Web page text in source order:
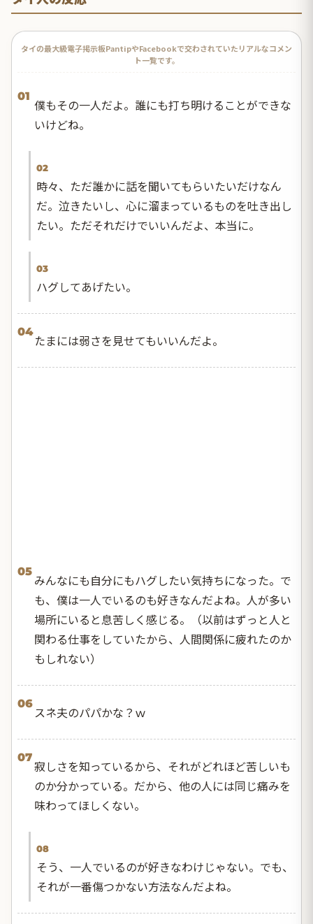
タイの最大級電子掲示板PantipやFacebookで交わされていたリアルなコメン
ト一覧です。
01
僕もその一人だよ。誰にも打ち明けることができな
いけどね。
02
時々、ただ誰かに話を聞いてもらいたいだけなん
だ。泣きたいし、心に溜まっているものを吐き出し
たい。ただそれだけでいいんだよ、本当に。
03
ハグしてあげたい。
04
たまには弱さを見せてもいいんだよ。
05
みんなにも自分にもハグしたい気持ちになった。で
も、僕は一人でいるのも好きなんだよね。人が多い
場所にいると息苦しく感じる。（以前はずっと人と
関わる仕事をしていたから、人間関係に疲れたのか
もしれない）
06
スネ夫のパパかな？ｗ
07
寂しさを知っているから、それがどれほど苦しいも
のか分かっている。だから、他の人には同じ痛みを
味わってほしくない。
08
そう、一人でいるのが好きなわけじゃない。でも、
それが一番傷つかない方法なんだよね。